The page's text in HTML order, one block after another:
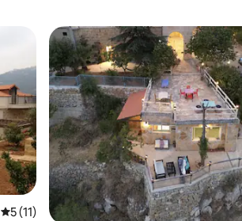
Prosječna ocjena: 5/5, recenzija: 11
5 (11)